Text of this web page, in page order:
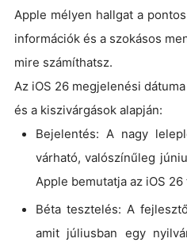
Apple mélyen hallgat a
információk és a szokásos
mire számíthatsz.
Az iOS 26 megjelenési
és a kiszivárgások alapján:
Bejelentés: A nagy
várható, valószínűleg
Apple bemutatja az iOS
Béta tesztelés: A
amit júliusban egy